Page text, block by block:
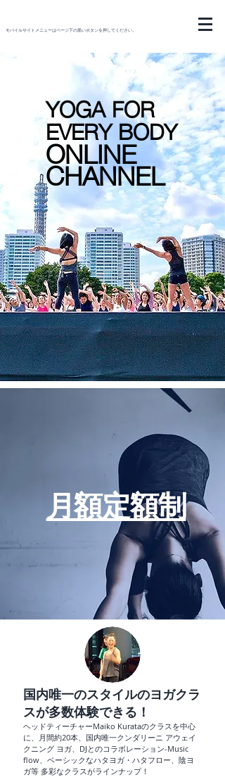
モバイルサイトメニューはページ下の黒いボタンを押してください。
YOGA FOR
EVERY BODY
ONLINE
CHANNEL
月額定額制
国内唯一のスタイルのヨガクラ
スが多数体験できる！
ヘッドティーチャーMaiko Kurataのクラスを中心
に、月間約20本、国内唯一クンダリーニ アウェイ
クニング ヨガ、DJとのコラボレーション-Music
flow、ベーシックなハタヨガ・ハタフロー、陰ヨ
ガ等 多彩なクラスがラインナップ！